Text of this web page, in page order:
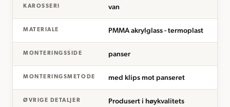
KAROSSERI van
MATERIALE PMMA akrylglass - termoplast
MONTERINGSSIDE panser
MONTERINGSMETODE med klips mot panseret
ØVRIGE DETALJER
Produsert i høykvalitets